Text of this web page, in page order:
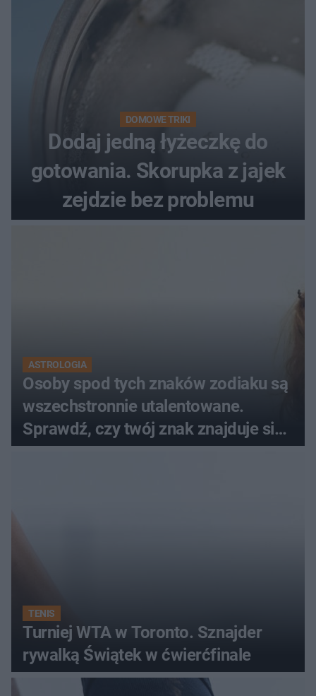
DOMOWE TRIKI
Dodaj jedną łyżeczkę do
gotowania. Skorupka z jajek
zejdzie bez problemu
ASTROLOGIA
Osoby spod tych znaków zodiaku są
wszechstronnie utalentowane.
Sprawdź, czy twój znak znajduje się
na liście
TENIS
Turniej WTA w Toronto. Sznajder
rywalką Świątek w ćwierćfinale